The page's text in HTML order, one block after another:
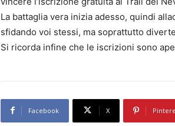
La battaglia vera inizia adesso, quindi
sfidando voi stessi, ma soprattutto
Si ricorda infine che le iscrizioni sono
Facebook X